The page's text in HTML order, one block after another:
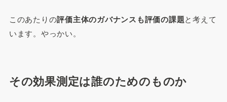
このあたりの評価主体のガバナンスも評価の課題と考えて
います。やっかい。
その効果測定は誰のためのものか